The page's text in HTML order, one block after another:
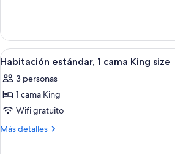
cama
Queen
size
estándar,
cama
size
Abrir
todas
las
fotos
de
Habitación
Una
1
Habitación estándar, 1 cama King size
3 personas
1 cama King
Wifi gratuito
Más detalles
Más